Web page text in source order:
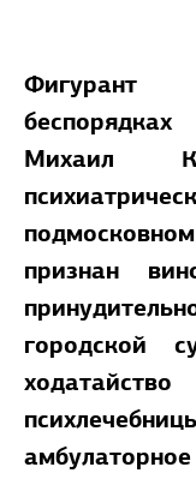
Фигурант
Михаил
признан
городской